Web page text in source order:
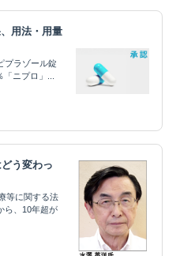
用法・用量
プラゾール錠
ニプロ」...
う変わっ
等に関する法
ら、10年超が